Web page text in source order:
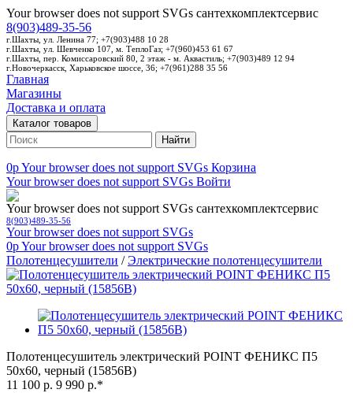
Your browser does not support SVGs сантехкомплектсервис
8(903)489-35-56
г.Шахты, ул. Ленина 77; +7(903)488 10 28
г.Шахты, ул. Шевченко 107, м. ТеплоГаз; +7(960)453 61 67
г.Шахты, пер. Комиссаровский 80, 2 этаж - м. Аквастиль; +7(903)489 12 94
г.Новочеркасск, Харьковское шоссе, 36; +7(961)288 35 56
Главная
Магазины
Доставка и оплата
Каталог товаров
Найти
0pYour browser does not support SVGs Корзина
Your browser does not support SVGs Войти
Your browser does not support SVGs сантехкомплектсервис
8(903)489-35-56
Your browser does not support SVGs
0pYour browser does not support SVGs
Полотенцесушители /Электрические полотенцесушители
Полотенцесушитель электрический POINT ФЕНИКС П5
50х60, черный (15856B)
11 100 р. 9 990 р.*